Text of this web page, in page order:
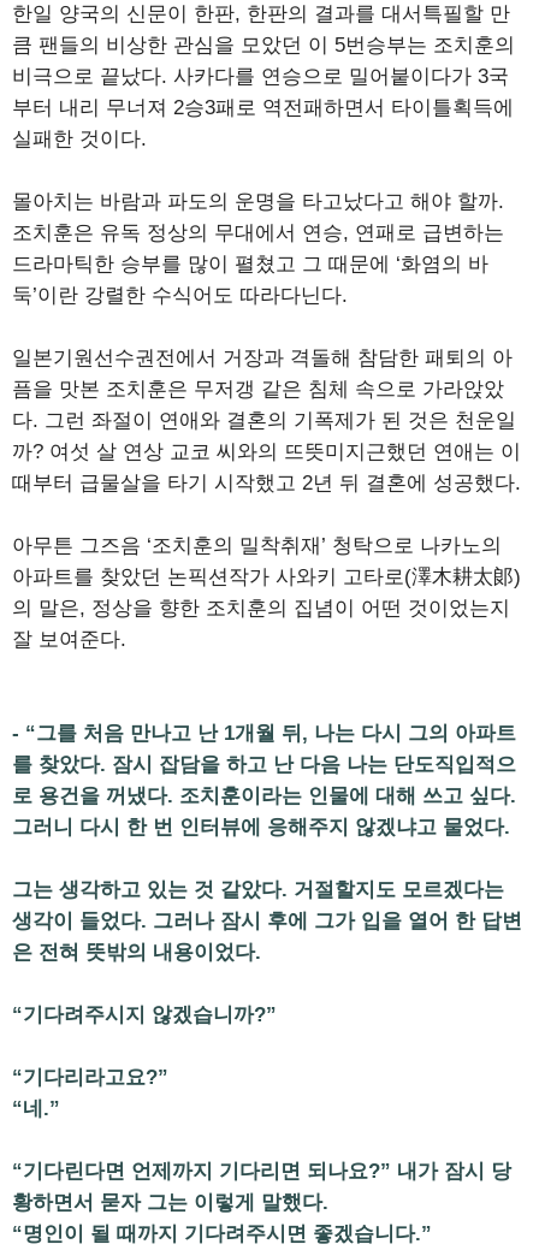
한일 양국의 신문이 한판, 한판의 결과를 대서특필할 만
큼 팬들의 비상한 관심을 모았던 이 5번승부는 조치훈의
비극으로 끝났다. 사카다를 연승으로 밀어붙이다가 3국
부터 내리 무너져 2승3패로 역전패하면서 타이틀획득에
실패한 것이다.
몰아치는 바람과 파도의 운명을 타고났다고 해야 할까.
조치훈은 유독 정상의 무대에서 연승, 연패로 급변하는
드라마틱한 승부를 많이 펼쳤고 그 때문에 ‘화염의 바
둑’이란 강렬한 수식어도 따라다닌다.
일본기원선수권전에서 거장과 격돌해 참담한 패퇴의 아
픔을 맛본 조치훈은 무저갱 같은 침체 속으로 가라앉았
다. 그런 좌절이 연애와 결혼의 기폭제가 된 것은 천운일
까? 여섯 살 연상 교코 씨와의 뜨뜻미지근했던 연애는 이
때부터 급물살을 타기 시작했고 2년 뒤 결혼에 성공했다.
아무튼 그즈음 ‘조치훈의 밀착취재’ 청탁으로 나카노의
아파트를 찾았던 논픽션작가 사와키 고타로(澤木耕太郞)
의 말은, 정상을 향한 조치훈의 집념이 어떤 것이었는지
잘 보여준다.
- “그를 처음 만나고 난 1개월 뒤, 나는 다시 그의 아파트
를 찾았다. 잠시 잡담을 하고 난 다음 나는 단도직입적으
로 용건을 꺼냈다. 조치훈이라는 인물에 대해 쓰고 싶다.
그러니 다시 한 번 인터뷰에 응해주지 않겠냐고 물었다.
그는 생각하고 있는 것 같았다. 거절할지도 모르겠다는
생각이 들었다. 그러나 잠시 후에 그가 입을 열어 한 답변
은 전혀 뜻밖의 내용이었다.
“기다려주시지 않겠습니까?”
“기다리라고요?”
“네.”
“기다린다면 언제까지 기다리면 되나요?” 내가 잠시 당
황하면서 묻자 그는 이렇게 말했다.
“명인이 될 때까지 기다려주시면 좋겠습니다.”